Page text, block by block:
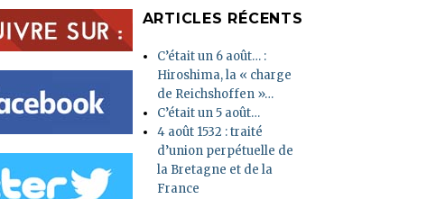
ARTICLES RÉCENTS
C’était un 6 août… :
Hiroshima, la « charge
de Reichshoffen »…
C’était un 5 août…
4 août 1532 : traité
d’union perpétuelle de
la Bretagne et de la
France